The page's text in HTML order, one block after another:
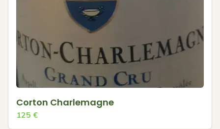
Corton Charlemagne
125 €